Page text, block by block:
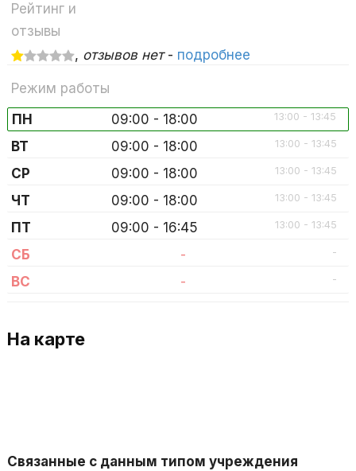
Рейтинг и
отзывы
, отзывов нет- подробнее
Режим работы
ПН
09:00 - 18:00 13:00 - 13:45
ВТ 09:00 - 18:00 13:00 - 13:45
СР 09:00 - 18:00 13:00 - 13:45
ЧТ 09:00 - 18:00 13:00 - 13:45
ПТ 09:00 - 16:45 13:00 - 13:45
СБ - -
ВС - -
На карте
Связанные с данным типом учреждения